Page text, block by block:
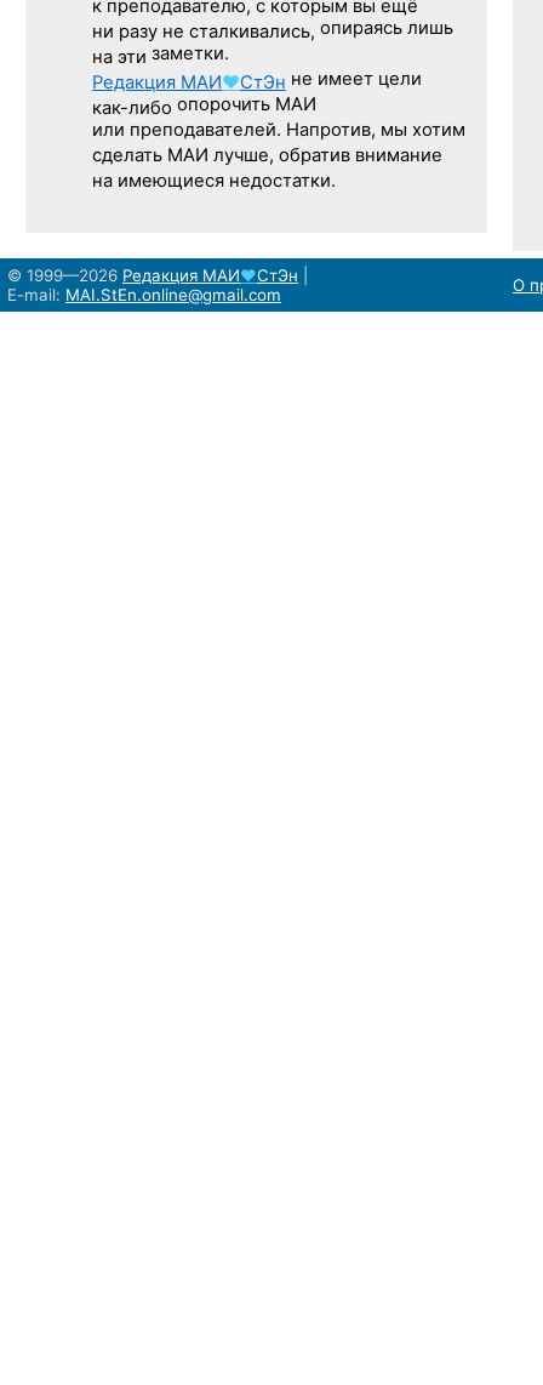
к преподавателю, с которым вы ещё
ни разу не сталкивались, опираясь лишь
на эти заметки.
Редакция МАИ♥СтЭн не имеет цели
как-либо опорочить МАИ
или преподавателей. Напротив, мы хотим
сделать МАИ лучше, обратив внимание
на имеющиеся недостатки.
© 1999—2026 Редакция МАИ♥СтЭн
E-mail: MAI.StEn.online@gmail.com О